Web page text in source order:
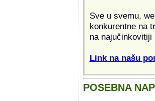
Sve u svemu,
konkurentne na
na najučinkovitiji
Link na našu
POSEBNA